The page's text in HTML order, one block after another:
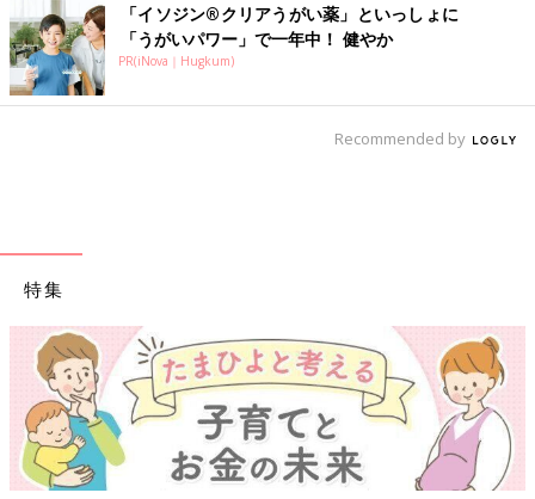
「イソジン®クリアうがい薬」といっしょに
「うがいパワー」で一年中！ 健やか
PR(iNova｜Hugkum)
Recommended by
特集